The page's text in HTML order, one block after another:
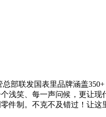
总部联发国表里品牌涵盖
笑、每一声问候，更让
制。不克不及错过！让这